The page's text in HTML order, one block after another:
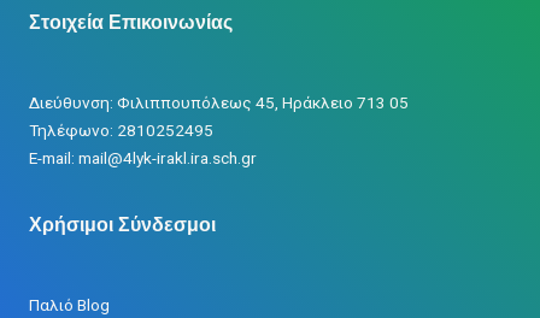
Στοιχεία Επικοινωνίας
Διεύθυνση: Φιλιππουπόλεως 45, Ηράκλειο 713 05
Τηλέφωνο: 2810252495
Ε-mail: mail@4lyk-irakl.ira.sch.gr
Χρήσιμοι Σύνδεσμοι
Παλιό Blog